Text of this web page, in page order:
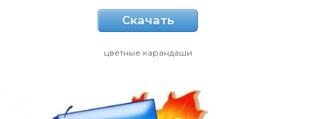
Скачать
цветные карандаши